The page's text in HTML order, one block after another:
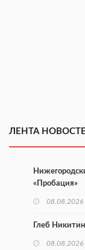
ЛЕНТА
«Пробация»
08.08.2026
Глеб
08.08.2026